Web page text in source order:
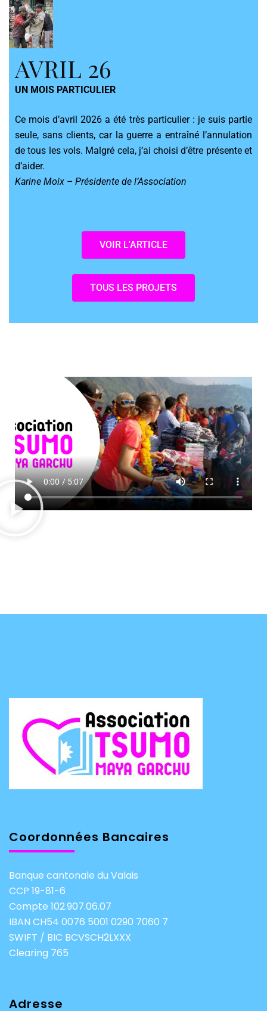
AVRIL 26
UN MOIS PARTICULIER
Ce mois d’avril 2026 a été très particulier : je suis partie
seule, sans clients, car la guerre a entraîné l’annulation
de tous les vols. Malgré cela, j’ai choisi d’être présente et
d’aider.
Karine Moix – Présidente de l’Association
VOIR L'ARTICLE
TOUS LES PROJETS
Coordonnées Bancaires
Banque cantonale du Valais
CCP 19-81-6
Compte 102.907.06.07
IBAN CH54 0076 5001 0290 7060 7
SWIFT / BIC BCVSCH2LXXX
Clearing 765
Adresse